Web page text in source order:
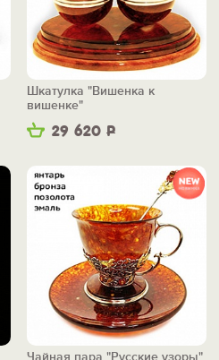
29 620 Р
Шкатулка "Вишенка к
вишенке"